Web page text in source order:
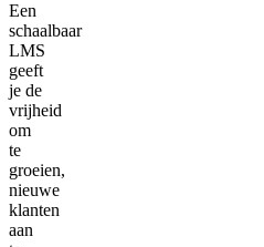
Een
schaalbaar
LMS
geeft
je de
vrijheid
om
te
groeien,
nieuwe
klanten
aan